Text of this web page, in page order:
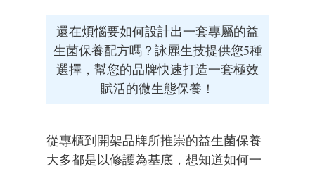
還在煩惱要如何設計出一套專屬的益
生菌保養配方嗎？詠麗生技提供您5種
選擇，幫您的品牌快速打造一套極效
賦活的微生態保養！
從專櫃到開架品牌所推崇的益生菌保養
大多都是以修護為基底，想知道如何一